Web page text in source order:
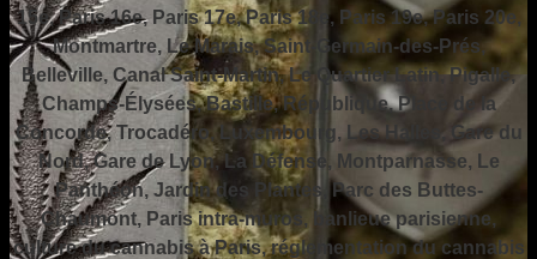
15e, Paris 16e, Paris 17e, Paris 18e, Paris 19e, Paris 20e,
Montmartre, Le Marais, Saint-Germain-des-Prés,
Belleville, Canal Saint-Martin, Le Quartier Latin, Pigalle,
Champs-Élysées, Bastille, République, Place de la
Concorde, Trocadéro, Luxembourg, Les Halles, Gare du
Nord, Gare de Lyon, La Défense, Montparnasse, Le
Panthéon, Jardin des Plantes, Parc des Buttes-
Chaumont, Paris intra-muros, banlieue parisienne,
culture du cannabis à Paris, réglementation du cannabis